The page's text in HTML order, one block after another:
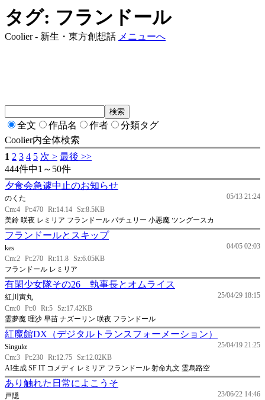
タグ: フランドール
Coolier - 新生・東方創想話 メニューへ
全文 作品名 作者
分類タグ
Coolier内全体検索
1 2 3 4 5 次 > 最後 >>
444件中1～50件
夕食会急遽中止のお知らせ
05/13 21:24
のくた
Cm:4 Pt:470 Rt:14.14 Sz:8.5KB
美鈴 咲夜 レミリア フランドール パチュリー 小悪魔 ツングースカ
フランドールとスキップ
04/05 02:03
kes
Cm:2 Pt:270 Rt:11.8 Sz:6.05KB
フランドール レミリア
有閑少女隊その26 執事長とオムライス
25/04/29 18:15
紅川寅丸
Cm:0 Pt:0 Rt:5 Sz:17.42KB
霊夢魔 理沙 早苗 ナズーリン 咲夜 フランドール
紅魔館DX（デジタルトランスフォーメーション）
25/04/19 21:25
Singulα
Cm:3 Pt:230 Rt:12.75 Sz:12.02KB
AI生成 SF IT コメディ レミリア フランドール 射命丸文 霊烏路空
あり触れた日常によこうそ
23/06/22 14:46
戸隠